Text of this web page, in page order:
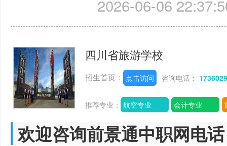
2026-06-06
四川省旅游学校
招生首页： 点击访问 咨询电话：
推荐专业： 航空专业 会计专业
欢迎咨询前景通中职网电